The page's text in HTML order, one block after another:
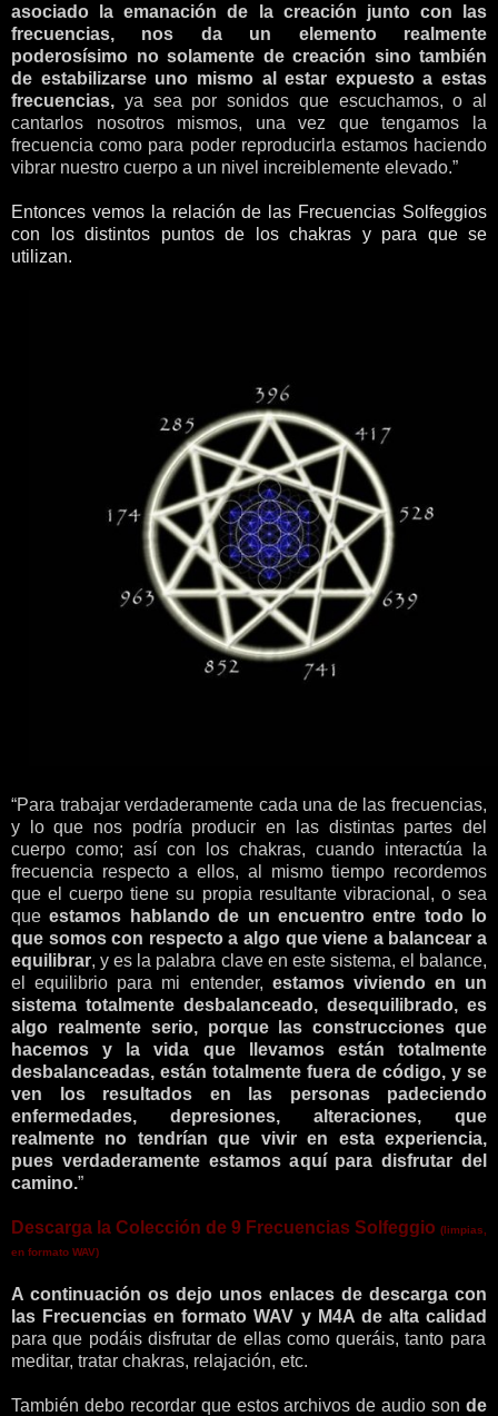
asociado la emanación de la creación junto con las
frecuencias, nos da un elemento realmente
poderosísimo no solamente de creación sino también
de estabilizarse uno mismo al estar expuesto a estas
frecuencias, ya sea por sonidos que escuchamos, o al
cantarlos nosotros mismos, una vez que tengamos la
frecuencia como para poder reproducirla estamos haciendo
vibrar nuestro cuerpo a un nivel increiblemente elevado.”
Entonces vemos la relación de las Frecuencias Solfeggios
con los distintos puntos de los chakras y para que se
utilizan.
“Para trabajar verdaderamente cada una de las frecuencias,
y lo que nos podría producir en las distintas partes del
cuerpo como; así con los chakras, cuando interactúa la
frecuencia respecto a ellos, al mismo tiempo recordemos
que el cuerpo tiene su propia resultante vibracional, o sea
queestamos hablando de un encuentro entre todo lo
que somos con respecto a algo que viene a balancear a
equilibrar, y es la palabra clave en este sistema, el balance,
el equilibrio para mi entender, estamos viviendo en un
sistema totalmente desbalanceado, desequilibrado, es
algo realmente serio, porque las construcciones que
hacemos y la vida que llevamos están totalmente
desbalanceadas, están totalmente fuera de código, y se
ven los resultados en las personas padeciendo
enfermedades, depresiones, alteraciones, que
realmente no tendrían que vivir en esta experiencia,
pues verdaderamente estamos aquí para disfrutar del
camino.”
Descarga la Colección de 9 Frecuencias Solfeggio (limpias,
en formato WAV)
A continuación os dejo unos enlaces de descarga con
las Frecuencias en formato WAV y M4A de alta calidad
para que podáis disfrutar de ellas como queráis, tanto para
meditar, tratar chakras, relajación, etc.
También debo recordar que estos archivos de audio son de